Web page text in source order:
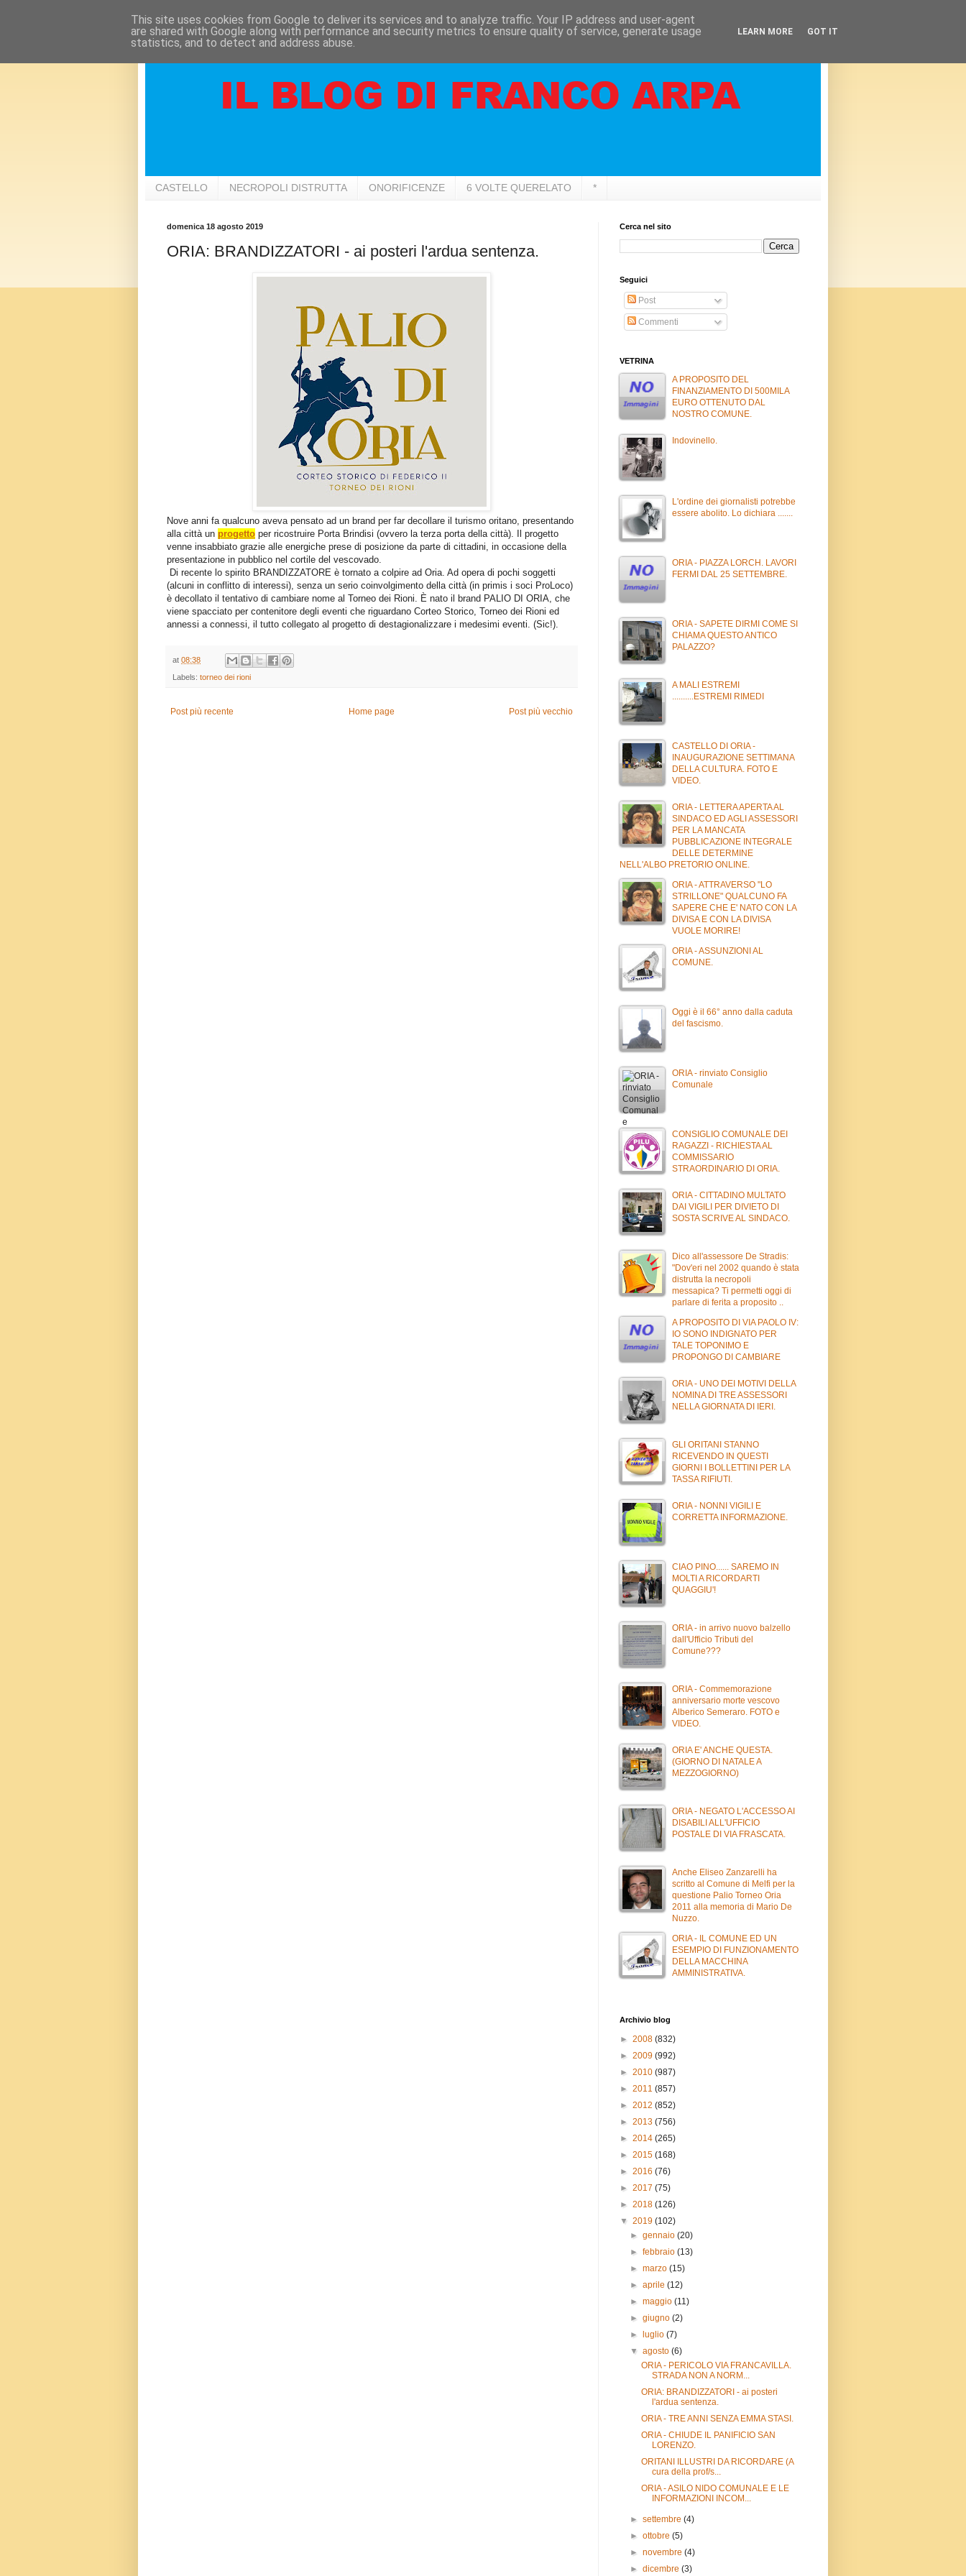
CASTELLO NECROPOLI DISTRUTTA ONORIFICENZE 6 VOLTE QUERELATO *
domenica 18 agosto 2019
ORIA: BRANDIZZATORI - ai posteri l'ardua sentenza.
Nove anni fa qualcuno aveva pensato ad un brand per far decollare il turismo oritano, presentando
alla città un progetto per ricostruire Porta Brindisi (ovvero la terza porta della città). Il progetto
venne insabbiato grazie alle energiche prese di posizione da parte di cittadini, in occasione della
presentazione in pubblico nel cortile del vescovado.
Di recente lo spirito BRANDIZZATORE è tornato a colpire ad Oria. Ad opera di pochi soggetti
(alcuni in conflitto di interessi), senza un serio coinvolgimento della città (in primis i soci ProLoco)
è decollato il tentativo di cambiare nome al Torneo dei Rioni. È nato il brand PALIO DI ORIA, che
viene spacciato per contenitore degli eventi che riguardano Corteo Storico, Torneo dei Rioni ed
annessi a connessi, il tutto collegato al progetto di destagionalizzare i medesimi eventi. (Sic!).
at 08:38
Labels: torneo dei rioni
Post più recente Post più vecchio
Home page
Cerca nel sito
Seguici
Post
Commenti
VETRINA
A PROPOSITO DEL
FINANZIAMENTO DI 500MILA
EURO OTTENUTO DAL
NOSTRO COMUNE.
Indovinello.
L'ordine dei giornalisti potrebbe
essere abolito. Lo dichiara .......
ORIA - PIAZZA LORCH. LAVORI
FERMI DAL 25 SETTEMBRE.
ORIA - SAPETE DIRMI COME SI
CHIAMA QUESTO ANTICO
PALAZZO?
A MALI ESTREMI
..........ESTREMI RIMEDI
CASTELLO DI ORIA -
INAUGURAZIONE SETTIMANA
DELLA CULTURA. FOTO E
VIDEO.
ORIA - LETTERA APERTA AL
SINDACO ED AGLI ASSESSORI
PER LA MANCATA
PUBBLICAZIONE INTEGRALE
DELLE DETERMINE
NELL'ALBO PRETORIO ONLINE.
ORIA - ATTRAVERSO "LO
STRILLONE" QUALCUNO FA
SAPERE CHE E' NATO CON LA
DIVISA E CON LA DIVISA
VUOLE MORIRE!
ORIA - ASSUNZIONI AL
COMUNE.
Oggi è il 66° anno dalla caduta
del fascismo.
ORIA - rinviato Consiglio
Comunale
CONSIGLIO COMUNALE DEI
RAGAZZI - RICHIESTA AL
COMMISSARIO
STRAORDINARIO DI ORIA.
ORIA - CITTADINO MULTATO
DAI VIGILI PER DIVIETO DI
SOSTA SCRIVE AL SINDACO.
Dico all'assessore De Stradis:
"Dov'eri nel 2002 quando è stata
distrutta la necropoli
messapica? Ti permetti oggi di
parlare di ferita a proposito ..
A PROPOSITO DI VIA PAOLO IV:
IO SONO INDIGNATO PER
TALE TOPONIMO E
PROPONGO DI CAMBIARE
ORIA - UNO DEI MOTIVI DELLA
NOMINA DI TRE ASSESSORI
NELLA GIORNATA DI IERI.
GLI ORITANI STANNO
RICEVENDO IN QUESTI
GIORNI I BOLLETTINI PER LA
TASSA RIFIUTI.
ORIA - NONNI VIGILI E
CORRETTA INFORMAZIONE.
CIAO PINO...... SAREMO IN
MOLTI A RICORDARTI
QUAGGIU'!
ORIA - in arrivo nuovo balzello
dall'Ufficio Tributi del
Comune???
ORIA - Commemorazione
anniversario morte vescovo
Alberico Semeraro. FOTO e
VIDEO.
ORIA E' ANCHE QUESTA.
(GIORNO DI NATALE A
MEZZOGIORNO)
ORIA - NEGATO L'ACCESSO AI
DISABILI ALL'UFFICIO
POSTALE DI VIA FRASCATA.
Anche Eliseo Zanzarelli ha
scritto al Comune di Melfi per la
questione Palio Torneo Oria
2011 alla memoria di Mario De
Nuzzo.
ORIA - IL COMUNE ED UN
ESEMPIO DI FUNZIONAMENTO
DELLA MACCHINA
AMMINISTRATIVA.
Archivio blog
► 2008 (832)
► 2009 (992)
► 2010 (987)
► 2011 (857)
► 2012 (852)
► 2013 (756)
► 2014 (265)
► 2015 (168)
► 2016 (76)
► 2017 (75)
► 2018 (126)
▼ 2019 (102)
►gennaio(20)
►febbraio(13)
►marzo(15)
►aprile(12)
►maggio(11)
►giugno(2)
►luglio(7)
▼agosto(6)
ORIA - PERICOLO VIA FRANCAVILLA.
STRADA NON A NORM...
ORIA: BRANDIZZATORI - ai posteri
l'ardua sentenza.
ORIA - TRE ANNI SENZA EMMA STASI.
ORIA - CHIUDE IL PANIFICIO SAN
LORENZO.
ORITANI ILLUSTRI DA RICORDARE (A
cura della prof/s...
ORIA - ASILO NIDO COMUNALE E LE
INFORMAZIONI INCOM...
►settembre(4)
►ottobre(5)
►novembre(4)
►dicembre(3)
This site uses cookies from Google to deliver its services and to analyze traffic. Your IP address and user-agent
are shared with Google along with performance and security metrics to ensure quality of service, generate usage
statistics, and to detect and address abuse.
LEARN MORE GOT IT